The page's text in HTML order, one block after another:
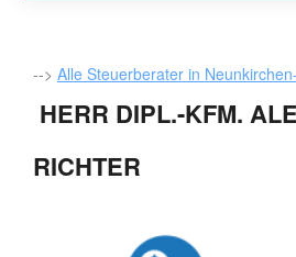
--> Alle Steuerberater in
HERR DIPL.-KFM.
RICHTER